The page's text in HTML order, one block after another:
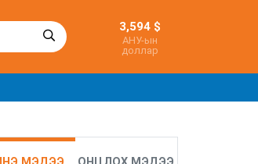
3,594 $
АНУ-ын
доллар